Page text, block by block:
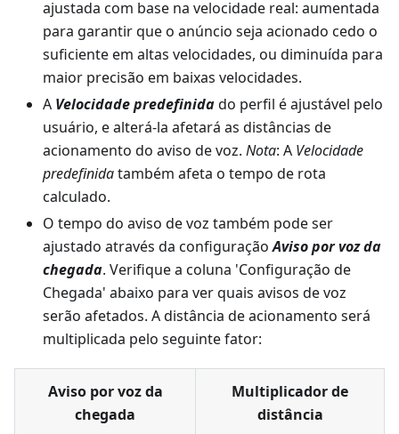
ajustada com base na velocidade real: aumentada
para garantir que o anúncio seja acionado cedo o
suficiente em altas velocidades, ou diminuída para
maior precisão em baixas velocidades.
A Velocidade predefinidado perfil é ajustável pelo
usuário, e alterá-la afetará as distâncias de
acionamento do aviso de voz. Nota: A Velocidade
predefinidatambém afeta o tempo de rota
calculado.
O tempo do aviso de voz também pode ser
ajustado através da configuraçãoAviso por voz da
chegada. Verifique a coluna 'Configuração de
Chegada' abaixo para ver quais avisos de voz
serão afetados. A distância de acionamento será
multiplicada pelo seguinte fator:
Aviso por voz da
chegada
Multiplicador de
distância